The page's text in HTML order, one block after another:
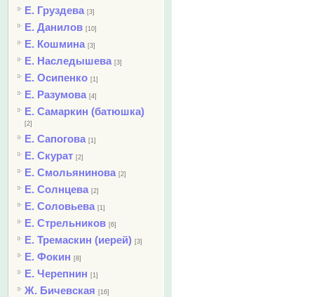
Е. Груздева [3]
Е. Данилов [10]
Е. Кошмина [3]
Е. Наследышева [3]
Е. Осипенко [1]
Е. Разумова [4]
Е. Самаркин (батюшка)
[2]
Е. Сапогова [1]
Е. Скурат [2]
Е. Смольянинова [2]
Е. Солнцева [2]
Е. Соловьева [1]
Е. Стрельников [6]
Е. Тремаскин (иерей) [3]
Е. Фокин [8]
Е. Черепнин [1]
Ж. Бичевская [16]